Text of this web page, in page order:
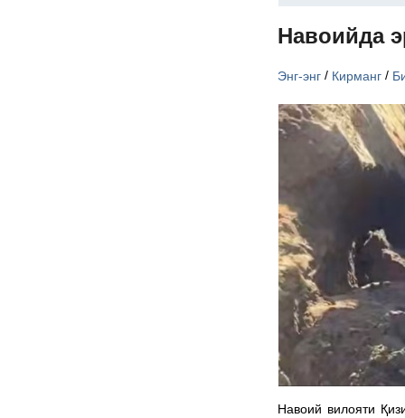
Навоийда
Энг-энг / Кирманг /
Навоий вилояти